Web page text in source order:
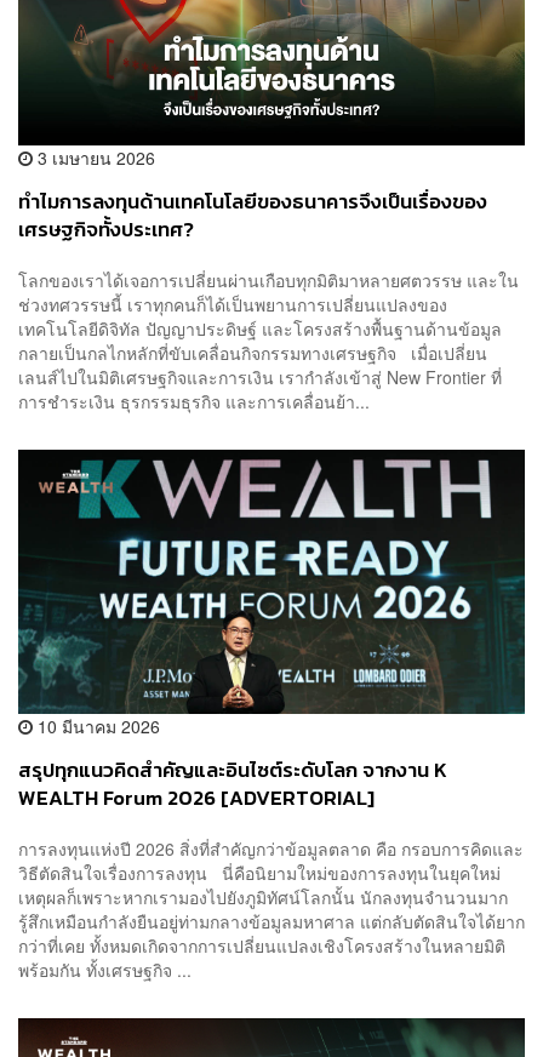
3 เมษายน 2026
ทำไมการลงทุนด้านเทคโนโลยีของธนาคารจึงเป็นเรื่องของ
เศรษฐกิจทั้งประเทศ?
โลกของเราได้เจอการเปลี่ยนผ่านเกือบทุกมิติมาหลายศตวรรษ และใน
ช่วงทศวรรษนี้ เราทุกคนก็ได้เป็นพยานการเปลี่ยนแปลงของ
เทคโนโลยีดิจิทัล ปัญญาประดิษฐ์ และโครงสร้างพื้นฐานด้านข้อมูล
กลายเป็นกลไกหลักที่ขับเคลื่อนกิจกรรมทางเศรษฐกิจ เมื่อเปลี่ยน
เลนส์ไปในมิติเศรษฐกิจและการเงิน เรากำลังเข้าสู่ New Frontier ที่
การชำระเงิน ธุรกรรมธุรกิจ และการเคลื่อนย้า...
10 มีนาคม 2026
สรุปทุกแนวคิดสำคัญและอินไซต์ระดับโลก จากงาน K
WEALTH Forum 2026 [ADVERTORIAL]
การลงทุนแห่งปี 2026 สิ่งที่สำคัญกว่าข้อมูลตลาด คือ กรอบการคิดและ
วิธีตัดสินใจเรื่องการลงทุน นี่คือนิยามใหม่ของการลงทุนในยุคใหม่
เหตุผลก็เพราะหากเรามองไปยังภูมิทัศน์โลกนั้น นักลงทุนจำนวนมาก
รู้สึกเหมือนกำลังยืนอยู่ท่ามกลางข้อมูลมหาศาล แต่กลับตัดสินใจได้ยาก
กว่าที่เคย ทั้งหมดเกิดจากการเปลี่ยนแปลงเชิงโครงสร้างในหลายมิติ
พร้อมกัน ทั้งเศรษฐกิจ ...